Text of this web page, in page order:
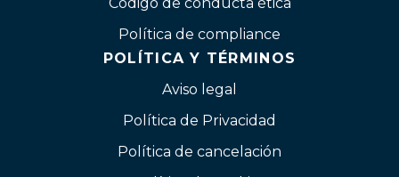
Política de compliance
POLÍTICA Y TÉRMINOS
Aviso legal
Política de Privacidad
Política de cancelación